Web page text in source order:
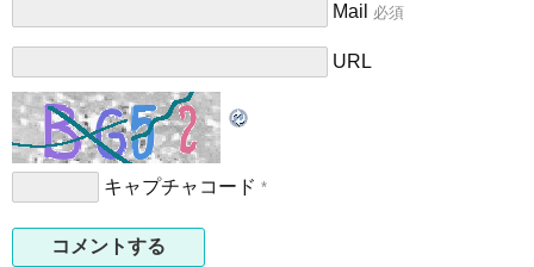
Mail 必須
URL
キャプチャコード *